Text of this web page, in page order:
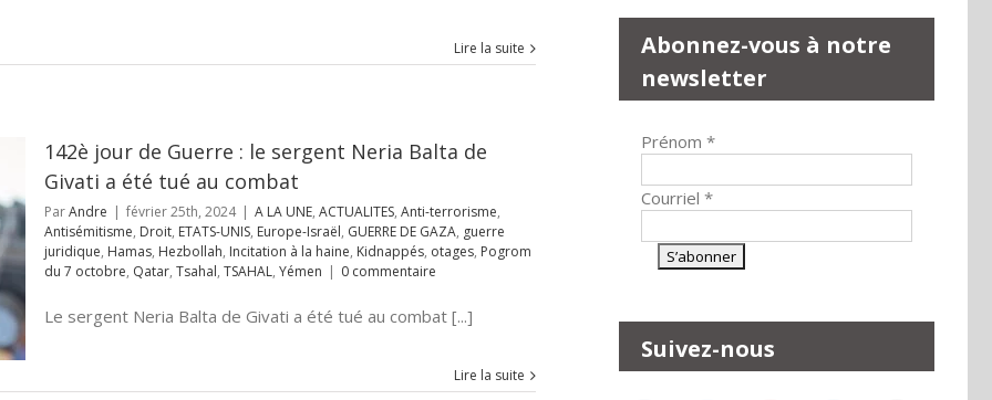
Lire la suite
142è jour de Guerre : le sergent Neria Balta de
Givati a été tué au combat
ParAndre | février 25th, 2024 | A LA UNE, ACTUALITES, Anti-terrorisme,
Antisémitisme, Droit, ETATS-UNIS, Europe-Israël, GUERRE DE GAZA, guerre
juridique, Hamas, Hezbollah, Incitation à la haine, Kidnappés, otages, Pogrom
du 7 octobre, Qatar, Tsahal, TSAHAL, Yémen | 0 commentaire
Le sergent Neria Balta de Givati a été tué au combat [...]
Lire la suite
Abonnez-vous à notre
newsletter
Prénom *
Courriel *
Suivez-nous